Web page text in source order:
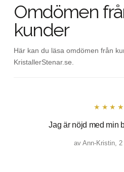
Omdömen
kunder
Här kan du läsa omdömen från
KristallerStenar.se.
Jag är nöjd med min
av Ann-Kristin,